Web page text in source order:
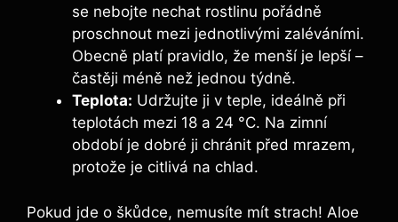
se nebojte nechat rostlinu pořádně
proschnout mezi jednotlivými zaléváními.
Obecně platí pravidlo, že menší je lepší –
častěji méně než jednou týdně.
Teplota: Udržujte ji v teple, ideálně při
teplotách mezi 18 a 24 °C. Na zimní
období je dobré ji chránit před mrazem,
protože je citlivá na chlad.
Pokud jde o škůdce, nemusíte mít strach! Aloe